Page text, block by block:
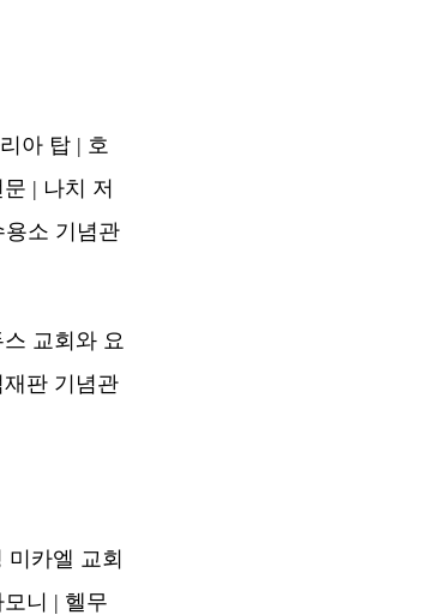
아 탑 | 호
| 나치 저
소 기념관
교회와 요
판 기념관
미카엘 교회
니 | 헬무